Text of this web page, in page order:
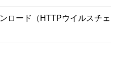
ロード（HTTPウイルスチェ